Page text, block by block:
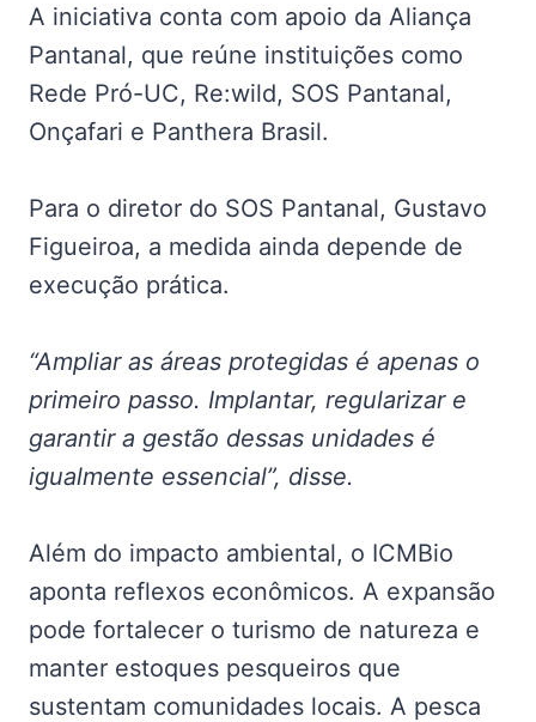
A iniciativa conta com apoio da Aliança
Pantanal, que reúne instituições como
Rede Pró-UC, Re:wild, SOS Pantanal,
Onçafari e Panthera Brasil.
Para o diretor do SOS Pantanal, Gustavo
Figueiroa, a medida ainda depende de
execução prática.
“Ampliar as áreas protegidas é apenas o
primeiro passo. Implantar, regularizar e
garantir a gestão dessas unidades é
igualmente essencial”, disse.
Além do impacto ambiental, o ICMBio
aponta reflexos econômicos. A expansão
pode fortalecer o turismo de natureza e
manter estoques pesqueiros que
sustentam comunidades locais. A pesca